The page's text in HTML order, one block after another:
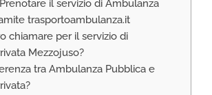
ITALIA
CINEMATOGRAFICI
VOLI DI LINEA,
ED AMBULANZA
il servizio di Ambulanza
trasportoambulanza.it
chiamare per il servizio di
Mezzojuso?
tra Ambulanza Pubblica e